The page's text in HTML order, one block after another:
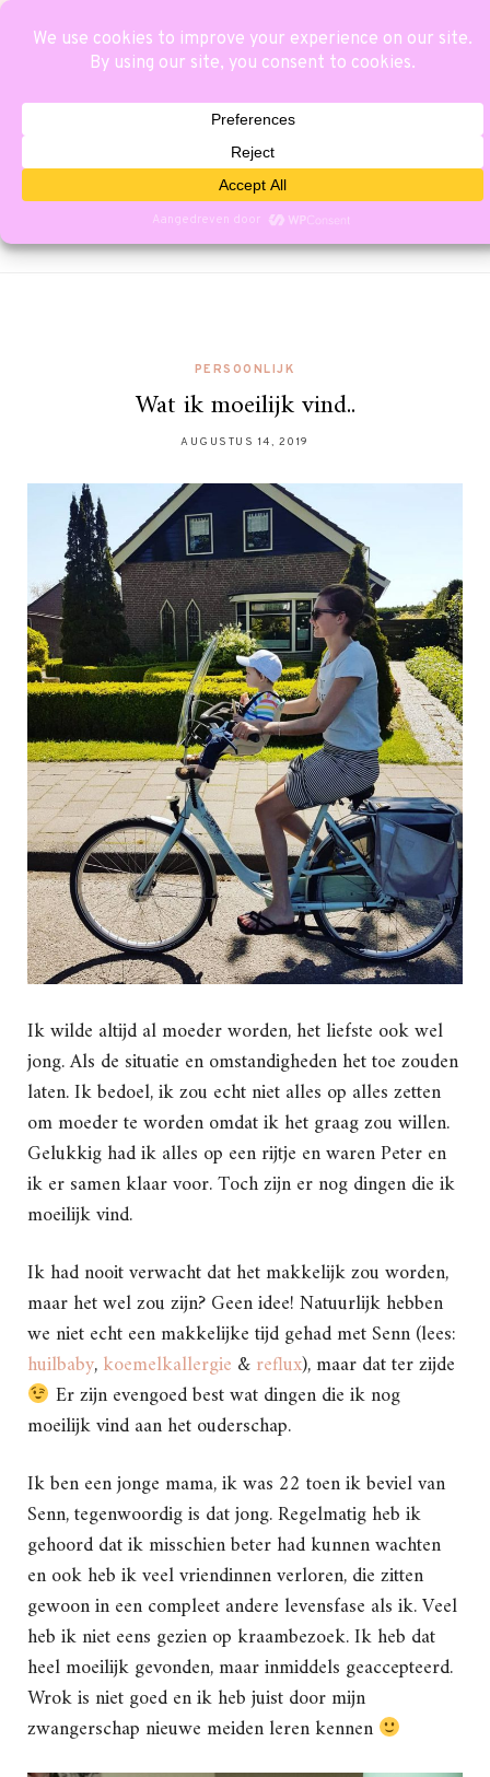
PERSOONLIJK
Wat ik moeilijk vind..
AUGUSTUS 14, 2019
Ik wilde altijd al moeder worden, het liefste ook wel
jong. Als de situatie en omstandigheden het toe zouden
laten. Ik bedoel, ik zou echt niet alles op alles zetten
om moeder te worden omdat ik het graag zou willen.
Gelukkig had ik alles op een rijtje en waren Peter en
ik er samen klaar voor. Toch zijn er nog dingen die ik
moeilijk vind.
Ik had nooit verwacht dat het makkelijk zou worden,
maar het wel zou zijn? Geen idee! Natuurlijk hebben
we niet echt een makkelijke tijd gehad met Senn (lees:
huilbaby,koemelkallergie &reflux), maar dat ter zijde
Er zijn evengoed best wat dingen die ik nog
moeilijk vind aan het ouderschap.
Ik ben een jonge mama, ik was 22 toen ik beviel van
Senn, tegenwoordig is dat jong. Regelmatig heb ik
gehoord dat ik misschien beter had kunnen wachten
en ook heb ik veel vriendinnen verloren, die zitten
gewoon in een compleet andere levensfase als ik. Veel
heb ik niet eens gezien op kraambezoek. Ik heb dat
heel moeilijk gevonden, maar inmiddels geaccepteerd.
Wrok is niet goed en ik heb juist door mijn
zwangerschap nieuwe meiden leren kennen